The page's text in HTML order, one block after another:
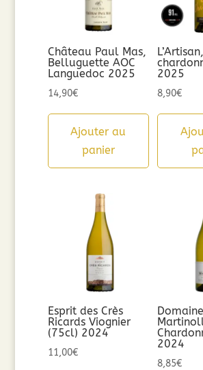
Château Paul Mas,
Belluguette AOC
Languedoc 2025
14,90€
Ajouter au
panier
2025
8,90€
Esprit des Crès
Ricards Viognier
(75cl) 2024
11,00€
Domaine
2024
8,85€